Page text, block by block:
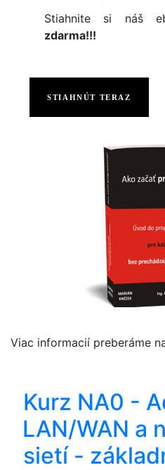
Stiahnite si náš
zdarma!!!
STIAHNÚT TERAZ
Viac informacií preberáme
Kurz NA0 -
LAN/WAN a
sietí -